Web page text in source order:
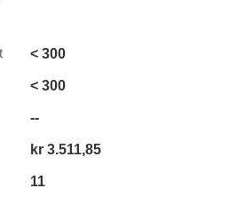
< 300
< 300
--
kr 3.511,85
11